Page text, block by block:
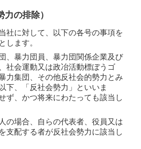
の排除）
社に対して、以下の各号の事項を
します。
、暴力団員、暴力団関係企業及び
社会運動又は政冶活動標ぼうゴ
力集団、その他反社会的勢力とみ
下、「反社会勢力」といいま
ず、かつ将来にわたっても該当し
の場合、自らの代表者、役員又は
支配する者が反社会勢力に該当し